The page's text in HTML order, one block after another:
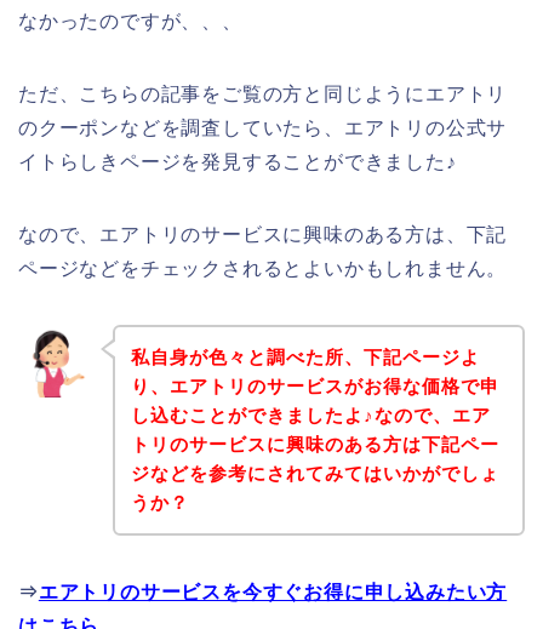
なかったのですが、、、
ただ、こちらの記事をご覧の方と同じようにエアトリ
のクーポンなどを調査していたら、エアトリの公式サ
イトらしきページを発見することができました♪
なので、エアトリのサービスに興味のある方は、下記
ページなどをチェックされるとよいかもしれません。
私自身が色々と調べた所、下記ページよ
り、エアトリのサービスがお得な価格で申
し込むことができましたよ♪なので、エア
トリのサービスに興味のある方は下記ペー
ジなどを参考にされてみてはいかがでしょ
うか？
⇒エアトリのサービスを今すぐお得に申し込みたい方